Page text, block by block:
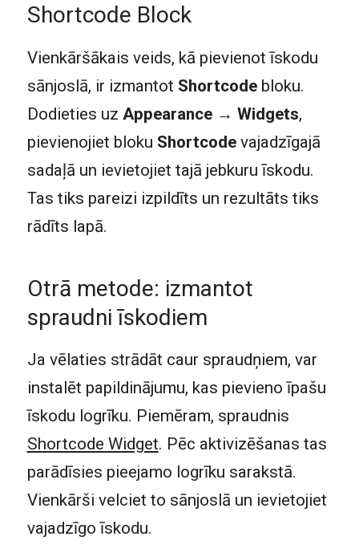
Shortcode Block
Vienkāršākais veids, kā pievienot īskodu
sānjoslā, ir izmantot Shortcodebloku.
Dodieties uz Appearance → Widgets,
pievienojiet bloku Shortcodevajadzīgajā
sadaļā un ievietojiet tajā jebkuru īskodu.
Tas tiks pareizi izpildīts un rezultāts tiks
rādīts lapā.
Otrā metode: izmantot
spraudni īskodiem
Ja vēlaties strādāt caur spraudņiem, var
instalēt papildinājumu, kas pievieno īpašu
īskodu logrīku. Piemēram, spraudnis
Shortcode Widget. Pēc aktivizēšanas tas
parādīsies pieejamo logrīku sarakstā.
Vienkārši velciet to sānjoslā un ievietojiet
vajadzīgo īskodu.